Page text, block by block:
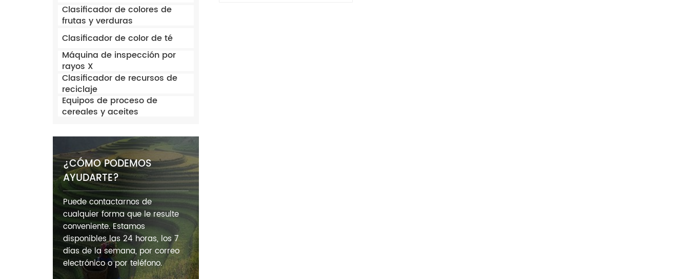
Clasificador de colores de
frutas y verduras
Clasificador de color de té
Máquina de inspección por
rayos X
Clasificador de recursos de
reciclaje
Equipos de proceso de
cereales y aceites
¿CÓMO PODEMOS
AYUDARTE?
Puede contactarnos de
cualquier forma que le resulte
conveniente. Estamos
disponibles las 24 horas, los 7
días de la semana, por correo
electrónico o por teléfono.